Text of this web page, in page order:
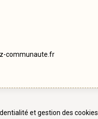
communaute.fr
et gestion des cookies